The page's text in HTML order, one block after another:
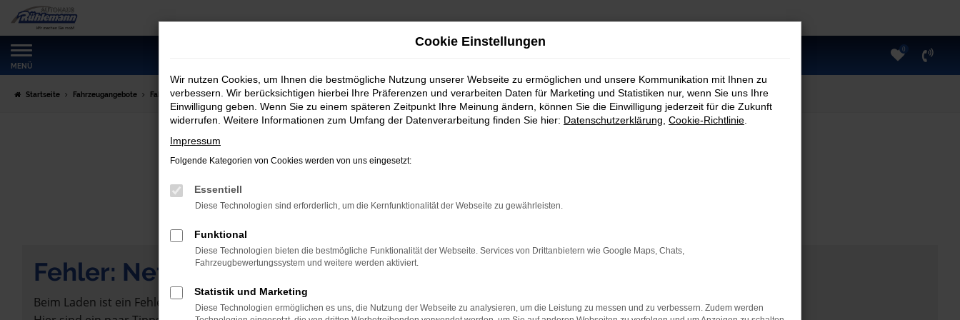
Zum
Hauptinhalt
springen
MENÜ
0
Startseite Fahrzeugangebote Fahrzeugmarkt
Fahrzeugmarkt
Fehler: Network Error
Beim Laden ist ein Fehler aufgetreten.
Cookie Einstellungen
Wir nutzen Cookies, um Ihnen die bestmögliche Nutzung unserer Webseite zu ermöglichen und unsere Kommunikation mit Ihnen zu
verbessern. Wir berücksichtigen hierbei Ihre Präferenzen und verarbeiten Daten für Marketing und Statistiken nur, wenn Sie uns Ihre
Einwilligung geben. Wenn Sie zu einem späteren Zeitpunkt Ihre Meinung ändern, können Sie die Einwilligung jederzeit für die Zukunft
widerrufen. Weitere Informationen zum Umfang der Datenverarbeitung finden Sie hier: Datenschutzerklärung Cookie-Richtlinie
Impressum
Folgende Kategorien von Cookies werden von uns eingesetzt:
Essentiell
Diese Technologien sind erforderlich, um die Kernfunktionalität der Webseite zu gewährleisten.
Funktional
Diese Technologien bieten die bestmögliche Funktionalität der Webseite. Services von Drittanbietern wie Google Maps, Chats,
Fahrzeugbewertungssystem und weitere werden aktiviert.
Statistik und Marketing
Diese Technologien ermöglichen es uns, die Nutzung der Webseite zu analysieren, um die Leistung zu messen und zu verbessern. Zudem werden